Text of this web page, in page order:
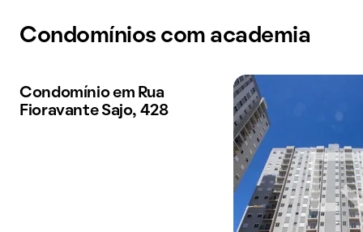
Condomínios com academia
Condomínio em Rua
Fioravante Sajo, 428